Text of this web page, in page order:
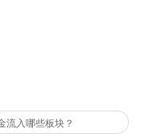
支由博士、硕士
够不断推出具有
体系，保证了产
流入哪些板块？